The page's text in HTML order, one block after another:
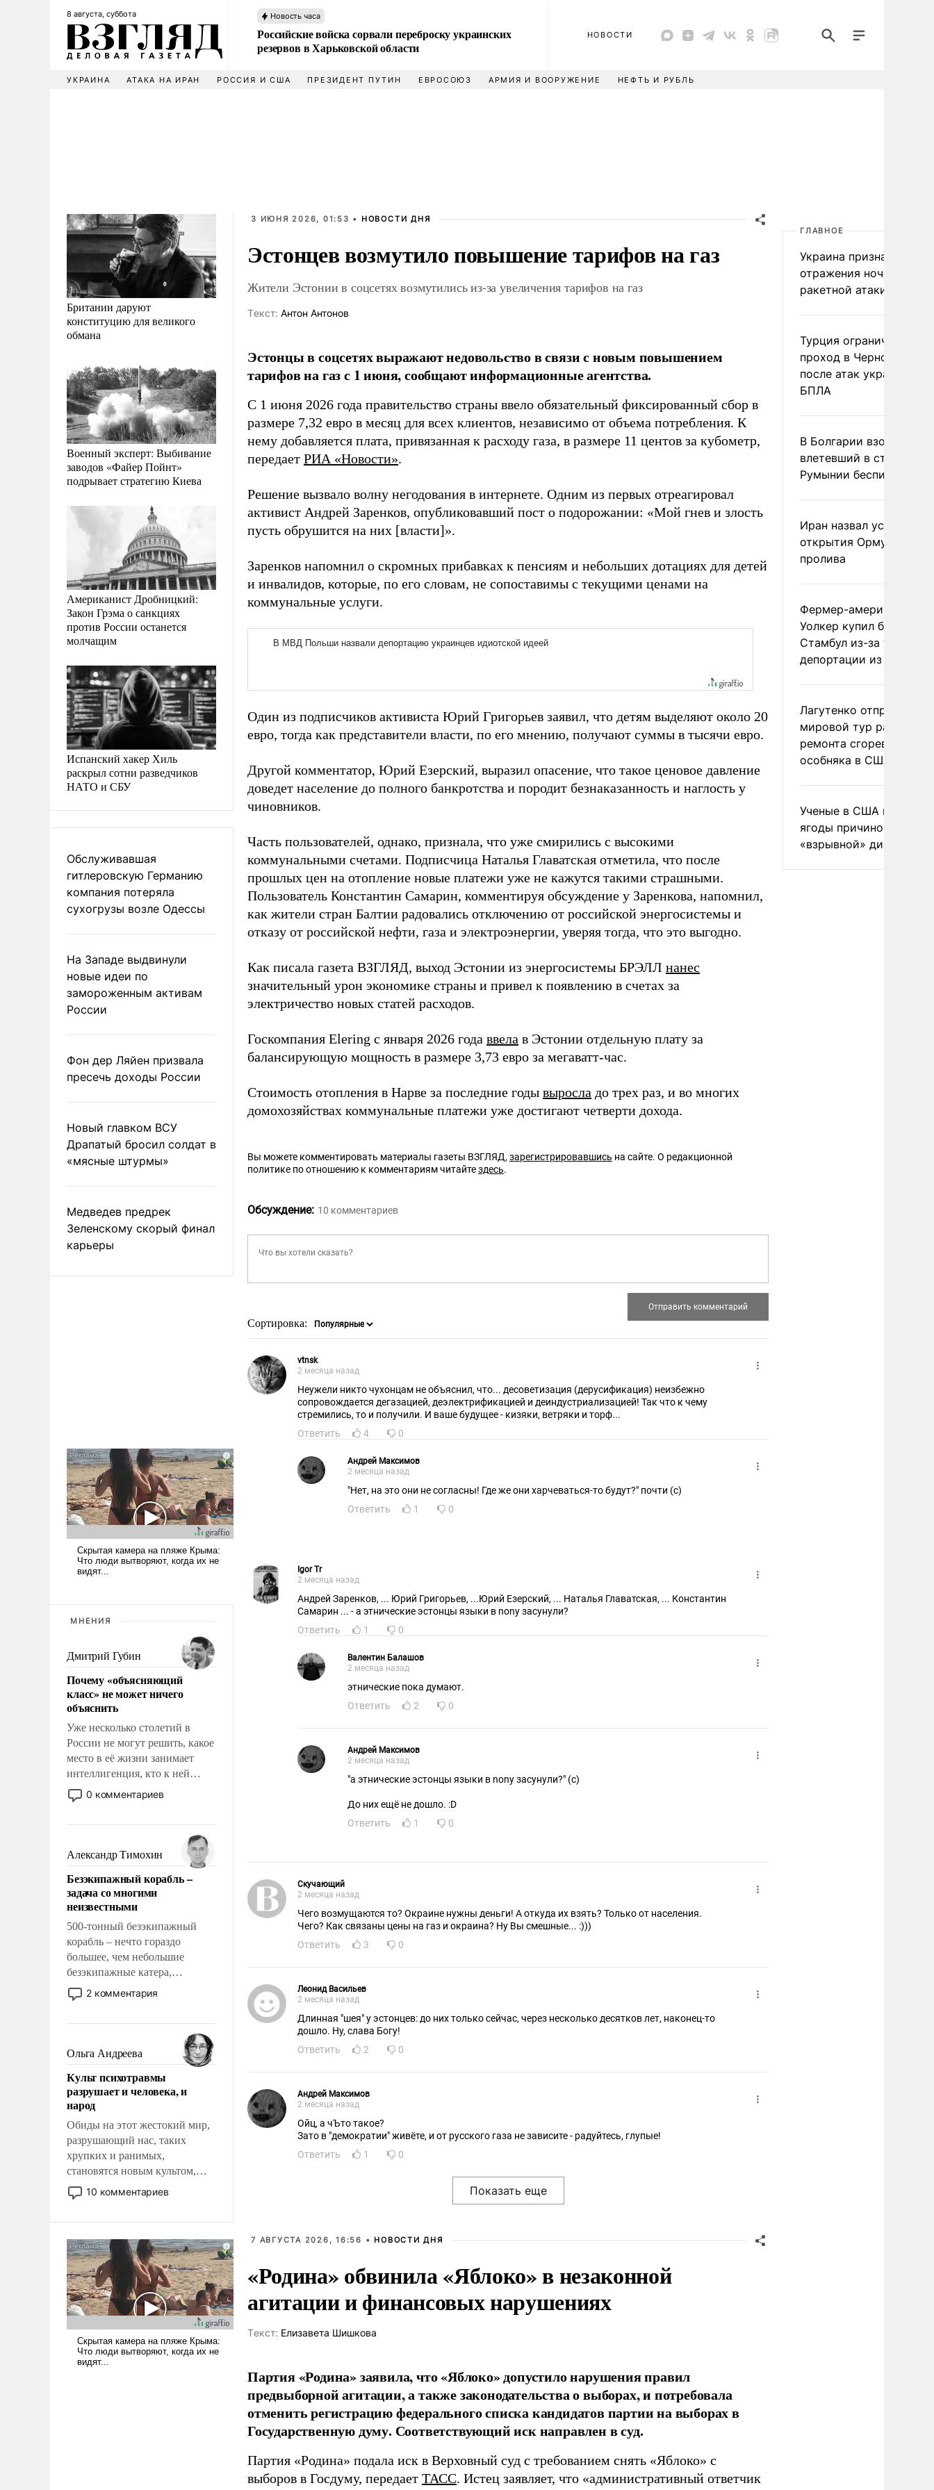
8 августа, суббота Новость часа
Российские войска сорвали переброску украинских
резервов в Харьковской области
НОВОСТИ
УКРАИНА АТАКА НА ИРАН РОССИЯ И США ПРЕЗИДЕНТ ПУТИН ЕВРОСОЮЗ АРМИЯ И ВООРУЖЕНИЕ НЕФТЬ И РУБЛЬ
Британии даруют
конституцию для великого
обмана
Военный эксперт: Выбивание
заводов «Файер Пойнт»
подрывает стратегию Киева
Американист Дробницкий:
Закон Грэма о санкциях
против России останется
молчащим
Испанский хакер Хиль
раскрыл сотни разведчиков
НАТО и СБУ
Обслуживавшая
гитлеровскую Германию
компания потеряла
сухогрузы возле Одессы
На Западе выдвинули
новые идеи по
замороженным активам
России
Фон дер Ляйен призвала
пресечь доходы России
Новый главком ВСУ
Драпатый бросил солдат в
«мясные штурмы»
Медведев предрек
Зеленскому скорый финал
карьеры
МНЕНИЯ
Дмитрий Губин
Почему «объясняющий
класс» не может ничего
объяснить
Уже несколько столетий в
России не могут решить, какое
место в её жизни занимает
интеллигенция, кто к ней
принадлежит, а кого из неё
исключили с правом
чем она отличается от просто
образованных людей. Иногда
казалось, что эти вопросы
решены раз и навсегда, но –
нет, не решены.
0 комментариев
Александр Тимохин
Безэкипажный корабль –
задача со многими
неизвестными
500-тонный безэкипажный
корабль – нечто гораздо
большее, чем небольшие
безэкипажные катера,
применение которых уже
стало обыденностью. Задача по
сложна и амбициозна. Однако
и ее реализация радикально
поднимет наши боевые
возможности.
2 комментария
Ольга Андреева
Культ психотравмы
разрушает и человека, и
народ
Обиды на этот жестокий мир,
разрушающий нас, таких
хрупких и ранимых,
становятся новым культом,
постепенно вытесняя и
отменяя традиционное
ударами судьбы, брать на себя
ответственность, помогать
слабым, идти вперед и
адаптироваться.
10 комментариев
3 ИЮНЯ 2026, 01:53 • НОВОСТИ ДНЯ
Эстонцев возмутило повышение тарифов на газ
Жители Эстонии в соцсетях возмутились из-за увеличения тарифов на газ
Tекст: Антон Антонов
Эстонцы в соцсетях выражают недовольство в связи с новым повышением
тарифов на газ с 1 июня, сообщают информационные агентства.
С 1 июня 2026 года правительство страны ввело обязательный фиксированный сбор в
размере 7,32 евро в месяц для всех клиентов, независимо от объема потребления. К
нему добавляется плата, привязанная к расходу газа, в размере 11 центов за кубометр,
передает РИА «Новости».
Решение вызвало волну негодования в интернете. Одним из первых отреагировал
активист Андрей Заренков, опубликовавший пост о подорожании: «Мой гнев и злость
пусть обрушится на них [власти]».
Заренков напомнил о скромных прибавках к пенсиям и небольших дотациях для детей
и инвалидов, которые, по его словам, не сопоставимы с текущими ценами на
коммунальные услуги.
Один из подписчиков активиста Юрий Григорьев заявил, что детям выделяют около 20
евро, тогда как представители власти, по его мнению, получают суммы в тысячи евро.
Другой комментатор, Юрий Езерский, выразил опасение, что такое ценовое давление
доведет население до полного банкротства и породит безнаказанность и наглость у
чиновников.
Часть пользователей, однако, признала, что уже смирились с высокими
коммунальными счетами. Подписчица Наталья Главатская отметила, что после
прошлых цен на отопление новые платежи уже не кажутся такими страшными.
Пользователь Константин Самарин, комментируя обсуждение у Заренкова, напомнил,
как жители стран Балтии радовались отключению от российской энергосистемы и
отказу от российской нефти, газа и электроэнергии, уверяя тогда, что это выгодно.
Как писала газета ВЗГЛЯД, выход Эстонии из энергосистемы БРЭЛЛ нанес
значительный урон экономике страны и привел к появлению в счетах за
электричество новых статей расходов.
Госкомпания Elering с января 2026 года ввела в Эстонии отдельную плату за
балансирующую мощность в размере 3,73 евро за мегаватт-час.
Стоимость отопления в Нарве за последние годы выросла до трех раз, и во многих
домохозяйствах коммунальные платежи уже достигают четверти дохода.
Вы можете комментировать материалы газеты ВЗГЛЯД, зарегистрировавшись на сайте. О редакционной
политике по отношению к комментариям читайтездесь.
Обсуждение: 10 комментариев
Сортировка:
vtnsk
2 месяца назад
Неужели никто чухонцам не объяснил, что... десоветизация (дерусификация) неизбежно
сопровождается дегазацией, деэлектрификацией и деиндустриализацией! Так что к чему
стремились, то и получили. И ваше будущее - кизяки, ветряки и торф...
Ответить
4 0
Андрей Максимов
2 месяца назад
"Нет, на это они не согласны! Где же они харчеваться-то будут?" почти (с)
Ответить
1 0
Igor Tr
2 месяца назад
Андрей Заренков, ... Юрий Григорьев, ...Юрий Езерский, ... Наталья Главатская, ... Константин
Самарин ... - а этнические эстонцы языки в nony засунули?
Ответить
1 0
Валентин Балашов
2 месяца назад
этнические пока думают.
Ответить
2 0
Андрей Максимов
2 месяца назад
"а этнические эстонцы языки в nony засунули?" (с)
До них ещё не дошло. :D
Ответить
1 0
Cкучающий
2 месяца назад
Чего возмущаются то? Окраине нужны деньги! А откуда их взять? Только от населения.
Чего? Как связаны цены на газ и окраина? Ну Вы смешные... :)))
Ответить
3 0
Леонид Васильев
2 месяца назад
Длинная "шея" у эстонцев: до них только сейчас, через несколько десятков лет, наконец-то
дошло. Ну, слава Богу!
Ответить
2 0
Андрей Максимов
2 месяца назад
Ойц, а чЪто такое?
Зато в "демократии" живёте, и от русского газа не зависите - радуйтесь, глупые!
Ответить
1 0
7 АВГУСТА 2026, 16:56 • НОВОСТИ ДНЯ
«Родина» обвинила «Яблоко» в незаконной
агитации и финансовых нарушениях
Tекст: Елизавета Шишкова
Партия «Родина» заявила, что «Яблоко» допустило нарушения правил
предвыборной агитации, а также законодательства о выборах, и потребовала
отменить регистрацию федерального списка кандидатов партии на выборах в
Государственную думу. Соответствующий иск направлен в суд.
Партия «Родина» подала иск в Верховный суд с требованием снять «Яблоко» с
выборов в Госдуму, передает ТАСС. Истец заявляет, что «административный ответчик
ГЛАВНОЕ
Украина признала
отражения ночной
ракетной атаки
Турция ограничила
проход в Черное море
после атак украинских
БПЛА
В Болгарии взорвался
влетевший в страну из
Румынии беспилотник
Иран назвал условие
открытия Ормузского
пролива
Фермер-американец
Уолкер купил билет в
Стамбул из-за угрозы
депортации из России
Лагутенко отправился в
мировой тур ради
ремонта сгоревшего
особняка в США
Ученые в США назвали
ягоды причиной
«взрывной» диареи